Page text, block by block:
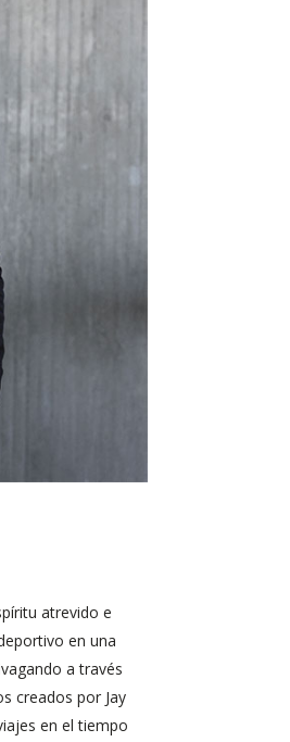
atrevido e
en una
a través
creados por Jay
en el tiempo